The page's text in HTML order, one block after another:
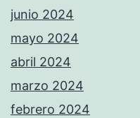
junio 2024
mayo 2024
abril 2024
marzo 2024
febrero 2024